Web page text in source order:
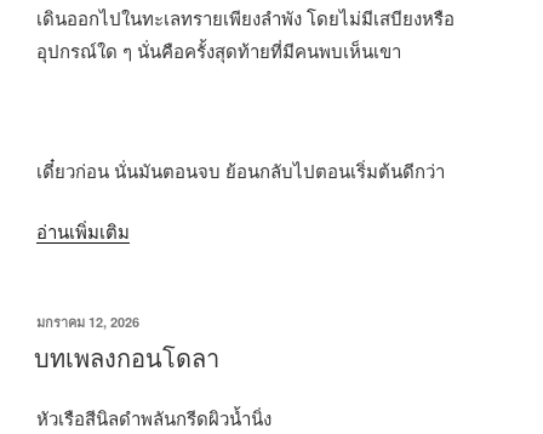
เดินออกไปในทะเลทรายเพียงลำพัง โดยไม่มีเสบียงหรือ
อุปกรณ์ใด ๆ นั่นคือครั้งสุดท้ายที่มีคนพบเห็นเขา
เดี๋ยวก่อน นั่นมันตอนจบ ย้อนกลับไปตอนเริ่มต้นดีกว่า
อ่านเพิ่มเติม
เขียน
ที่
มกราคม 12, 2026
บทเพลงกอนโดลา
หัวเรือสีนิลดำพลันกรีดผิวน้ำนิ่ง